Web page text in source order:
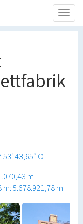
53′ 43,65″ O
m
m: 5.678.921,78 m